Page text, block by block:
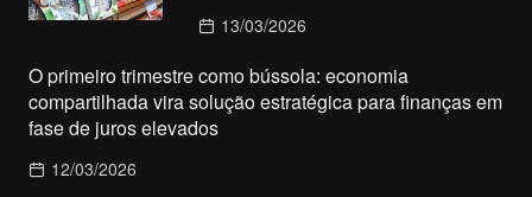
13/03/2026
O primeiro trimestre como bússola: economia
compartilhada vira solução estratégica para finanças em
fase de juros elevados
12/03/2026